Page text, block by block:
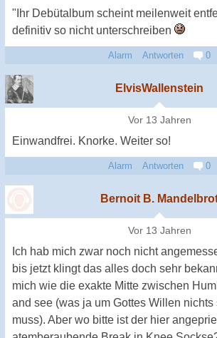
"Ihr Debütalbum scheint meilenweit
definitiv so nicht unterschreiben
Alarm Antworten 0
ElvisWallenstein
Vor 13 Jahren
Einwandfrei. Knorke. Weiter so!
Alarm Antworten 0
Bernoit B.
Vor 13 Jahren
Ich hab mich zwar noch nicht
bis jetzt klingt das alles doch sehr
mich wie die exakte Mitte zwischen
and see (was ja um Gottes Willen
muss). Aber wo bitte ist der hier